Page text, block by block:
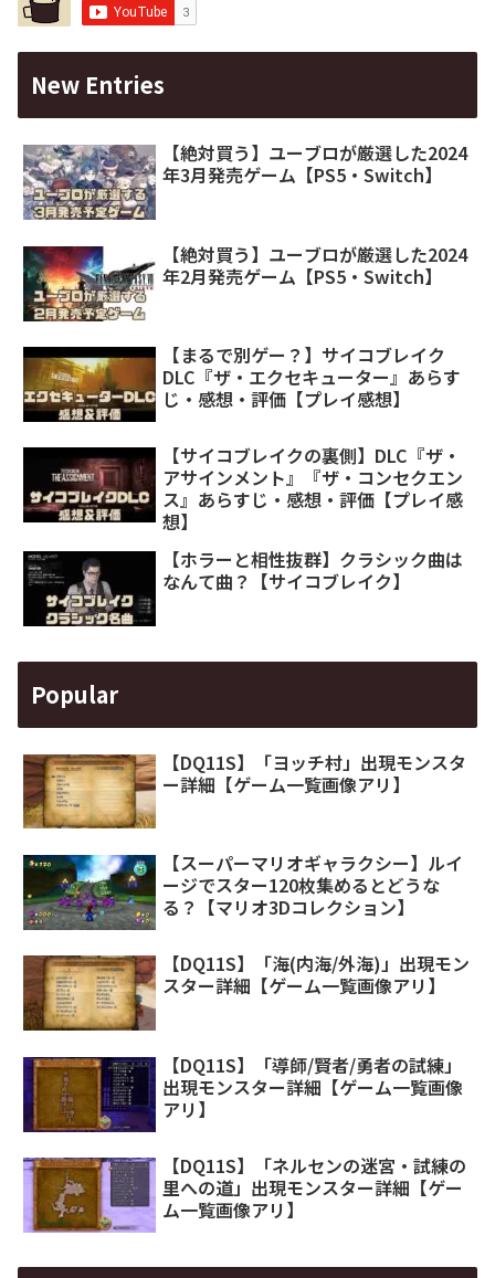
New Entries
【絶対買う】ユーブロが厳選した2024
年3月発売ゲーム【PS5・Switch】
【絶対買う】ユーブロが厳選した2024
年2月発売ゲーム【PS5・Switch】
【まるで別ゲー？】サイコブレイク
DLC『ザ・エクセキューター』あらす
じ・感想・評価【プレイ感想】
【サイコブレイクの裏側】DLC『ザ・
アサインメント』『ザ・コンセクエン
ス』あらすじ・感想・評価【プレイ感
想】
【ホラーと相性抜群】クラシック曲は
なんて曲？【サイコブレイク】
Popular
【DQ11S】「ヨッチ村」出現モンスタ
ー詳細【ゲーム一覧画像アリ】
【スーパーマリオギャラクシー】ルイ
ージでスター120枚集めるとどうな
る？【マリオ3Dコレクション】
【DQ11S】「海(内海/外海)」出現モン
スター詳細【ゲーム一覧画像アリ】
【DQ11S】「導師/賢者/勇者の試練」
出現モンスター詳細【ゲーム一覧画像
アリ】
【DQ11S】「ネルセンの迷宮・試練の
里への道」出現モンスター詳細【ゲー
ム一覧画像アリ】